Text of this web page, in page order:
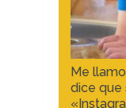
Me
dice que